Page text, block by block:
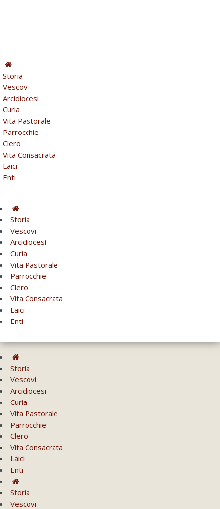
Storia
Vescovi
Arcidiocesi
Curia
Vita Pastorale
Parrocchie
Clero
Vita Consacrata
Laici
Enti
Storia
Vescovi
Arcidiocesi
Curia
Vita Pastorale
Parrocchie
Clero
Vita Consacrata
Laici
Enti
Storia
Vescovi
Arcidiocesi
Curia
Vita Pastorale
Parrocchie
Clero
Vita Consacrata
Laici
Enti
Storia
Vescovi